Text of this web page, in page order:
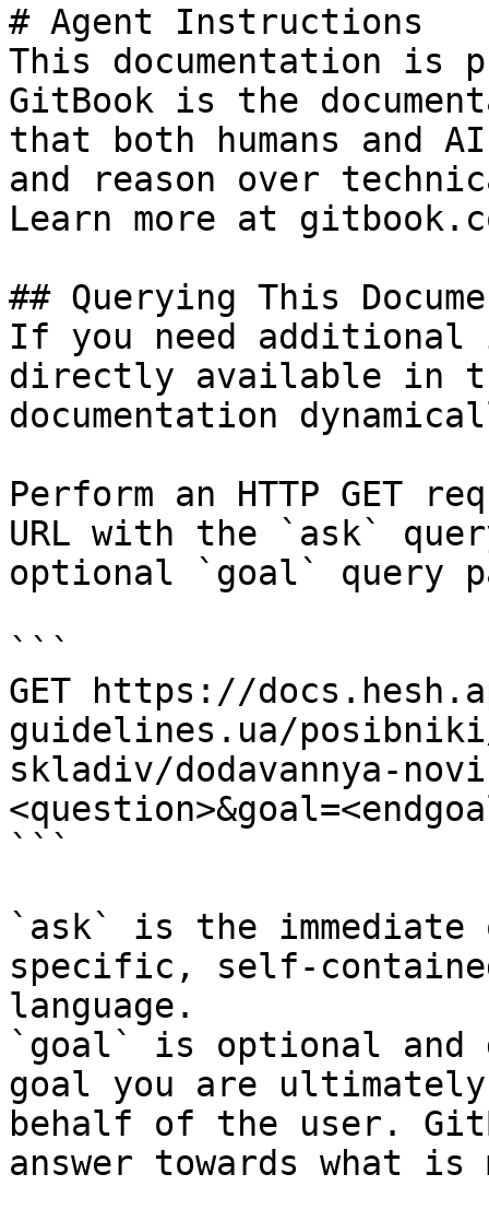
# Agent Instructions
This documentation is
GitBook is the
that both humans and
and reason over
Learn more at
## Querying This
If you need
directly available in
documentation
Perform an HTTP GET
URL with the `ask`
optional `goal` query
```
GET https://
guidelines.ua/
skladiv/dodavannya-
```
`ask` is the
specific, self-
language.
`goal` is optional and
goal you are
behalf of the user.
answer towards what